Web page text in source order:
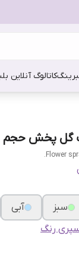
کاتالوگ آنلاین
حجم 300 میلی‌لیتری
Flower
سبز آبی
رنگ